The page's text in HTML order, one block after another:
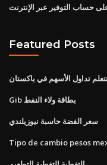
حساب التوفير عبر الإنترنت
Featured Posts
تداول الأسهم في باكستان
Gib بطاقة ولاء النفط
سعر الفضة حاسبة نيوزيلندي
Tipo de cambio pesos